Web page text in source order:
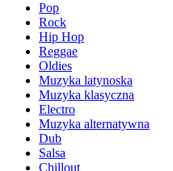
Pop
Rock
Hip Hop
Reggae
Oldies
Muzyka latynoska
Muzyka klasyczna
Electro
Muzyka alternatywna
Dub
Salsa
Chillout